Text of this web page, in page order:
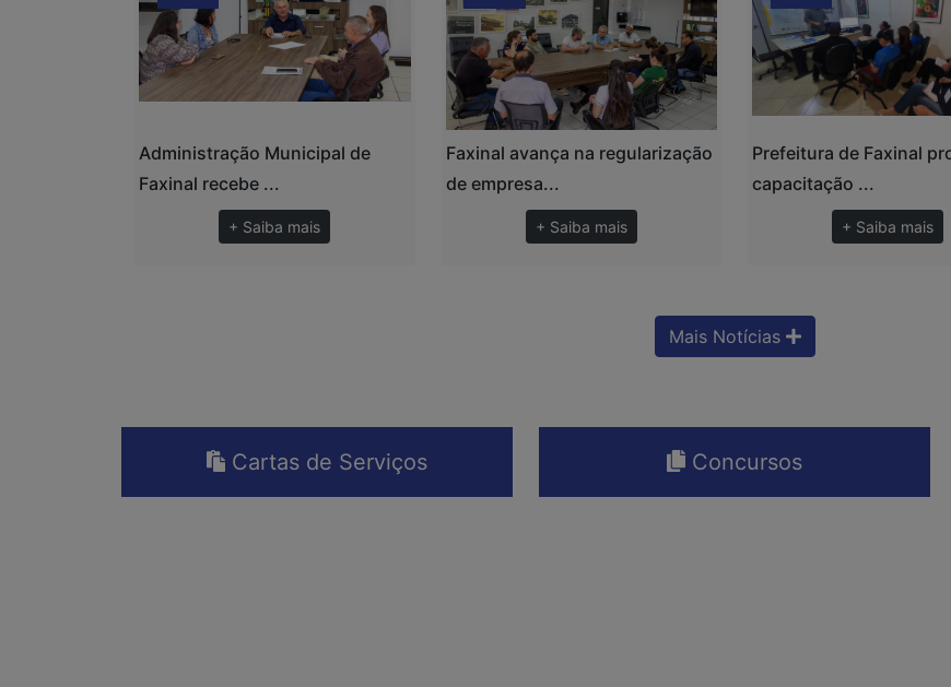
Administração Municipal de
Faxinal recebe ...
+ Saiba mais
Faxinal avança na regularização
de empresa...
+ Saiba mais
Prefeitura de Faxinal
capacitação ...
+ Saiba mais
Mais Notícias
Cartas de Serviços Concursos